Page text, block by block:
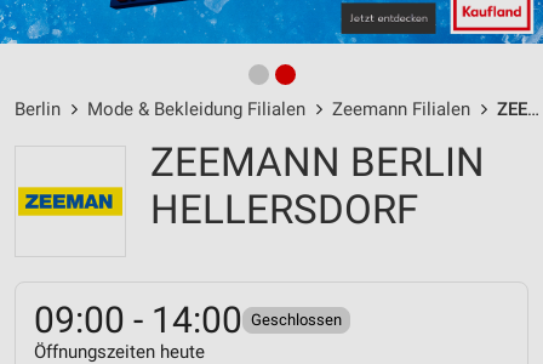
Berlin Mode & Bekleidung Filialen Zeemann Filialen ZEEMANN BERLIN HELLERSDORF / Cecilienplatz 1 - Öffnungszeiten & Adresse
ZEEMANN BERLIN
HELLERSDORF
09:00 - 14:00 Geschlossen
Öffnungszeiten heute